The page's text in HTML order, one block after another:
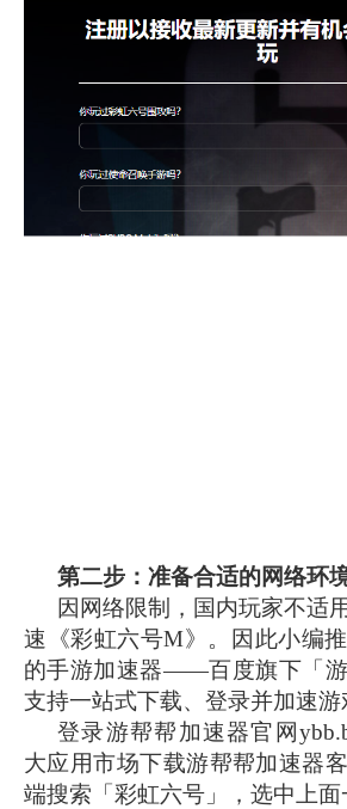
第二步：准备合适的网络环
因网络限制，国内玩家不适
速《彩虹六号M》。因此小编
的手游加速器——百度旗下「游
支持一站式下载、登录并加速游
登录游帮帮加速器官网
大应用市场下载游帮帮加速器
端搜索「彩虹六号」，选中上面